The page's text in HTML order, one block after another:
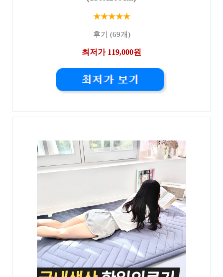
★★★★★
후기 (69개)
최저가 119,000원